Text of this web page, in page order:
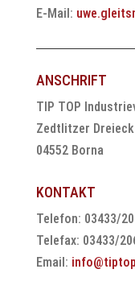
E-Mail:
ANSCHRIFT
TIP TOP
Zedtlitzer
04552 Borna
KONTAKT
Telefon: 03433/
Telefax: 03433/
Email: